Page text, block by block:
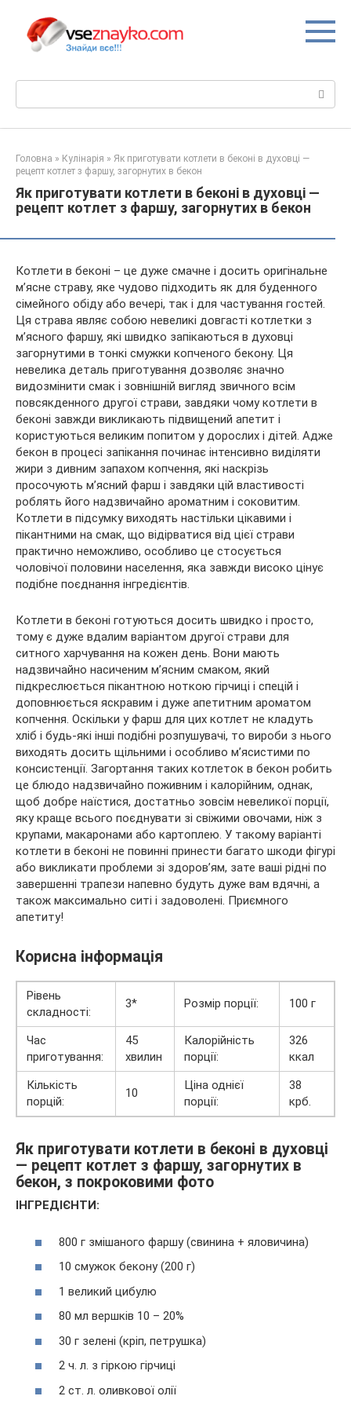
вмісту
Головна » Кулінарія » Як приготувати котлети в беконі в духовці —
рецепт котлет з фаршу, загорнутих в бекон
Як приготувати котлети в беконі в духовці —
рецепт котлет з фаршу, загорнутих в бекон
Котлети в беконі – це дуже смачне і досить оригінальне
м’ясне страву, яке чудово підходить як для буденного
сімейного обіду або вечері, так і для частування гостей.
Ця страва являє собою невеликі довгасті котлетки з
м’ясного фаршу, які швидко запікаються в духовці
загорнутими в тонкі смужки копченого бекону. Ця
невелика деталь приготування дозволяє значно
видозмінити смак і зовнішній вигляд звичного всім
повсякденного другої страви, завдяки чому котлети в
беконі завжди викликають підвищений апетит і
користуються великим попитом у дорослих і дітей. Адже
бекон в процесі запікання починає інтенсивно виділяти
жири з дивним запахом копчення, які наскрізь
просочують м’ясний фарш і завдяки цій властивості
роблять його надзвичайно ароматним і соковитим.
Котлети в підсумку виходять настільки цікавими і
пікантними на смак, що відірватися від цієї страви
практично неможливо, особливо це стосується
чоловічої половини населення, яка завжди високо цінує
подібне поєднання інгредієнтів.
Котлети в беконі готуються досить швидко і просто,
тому є дуже вдалим варіантом другої страви для
ситного харчування на кожен день. Вони мають
надзвичайно насиченим м’ясним смаком, який
підкреслюється пікантною ноткою гірчиці і спецій і
доповнюється яскравим і дуже апетитним ароматом
копчення. Оскільки у фарш для цих котлет не кладуть
хліб і будь-які інші подібні розпушувачі, то вироби з нього
виходять досить щільними і особливо м’ясистими по
консистенції. Загортання таких котлеток в бекон робить
це блюдо надзвичайно поживним і калорійним, однак,
щоб добре наїстися, достатньо зовсім невеликої порції,
яку краще всього поєднувати зі свіжими овочами, ніж з
крупами, макаронами або картоплею. У такому варіанті
котлети в беконі не повинні принести багато шкоди фігурі
або викликати проблеми зі здоров’ям, зате ваші рідні по
завершенні трапези напевно будуть дуже вам вдячні, а
також максимально ситі і задоволені. Приємного
апетиту!
Корисна інформація
Рівень
складності:
3* Розмір порції: 100 г
Час
приготування:
45
хвилин
Калорійність
порції:
326
ккал
Кількість
порцій:
10
Ціна однієї
порції:
38
крб.
Як приготувати котлети в беконі в духовці
— рецепт котлет з фаршу, загорнутих в
бекон, з покроковими фото
ІНГРЕДІЄНТИ:
800 г змішаного фаршу (свинина + яловичина)
10 смужок бекону (200 г)
1 великий цибулю
80 мл вершків 10 – 20%
30 г зелені (кріп, петрушка)
2 ч. л. з гіркою гірчиці
2 ст. л. оливкової олії